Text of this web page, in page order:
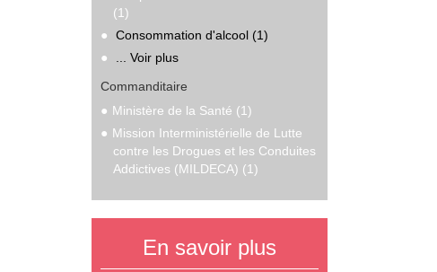
(1)
Consommation d'alcool (1)
... Voir plus
Commanditaire
Ministère de la Santé (1)
Mission Interministérielle de Lutte
contre les Drogues et les Conduites
Addictives (MILDECA) (1)
En savoir plus